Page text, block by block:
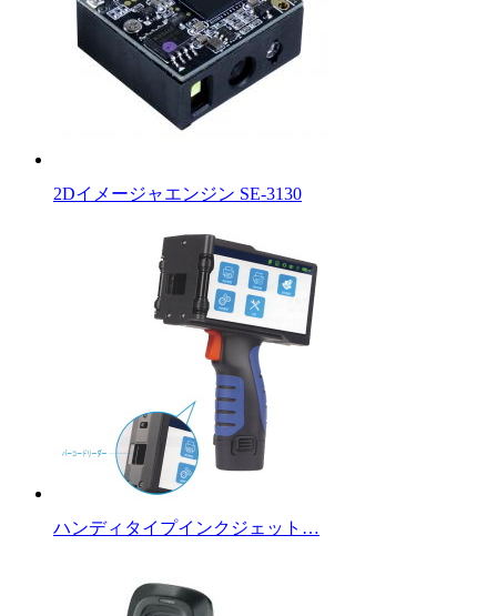
2Dイメージャエンジン SE-3130
ハンディタイプインクジェット…